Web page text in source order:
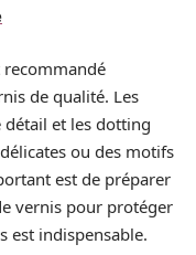
recommandé
de qualité. Les
détail et les dotting
ou des motifs
est de préparer
vernis pour protéger
est indispensable.